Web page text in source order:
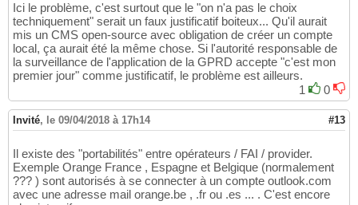
Ici le problème, c'est surtout que le "on n'a pas le choix
techniquement" serait un faux justificatif boiteux... Qu'il aurait
mis un CMS open-source avec obligation de créer un compte
local, ça aurait été la même chose. Si l'autorité responsable de
la surveillance de l'application de la GPRD accepte "c'est mon
premier jour" comme justificatif, le problème est ailleurs.
1
0
Invité, le 09/04/2018 à 17h14 #13
Il existe des "portabilités" entre opérateurs / FAI / provider.
Exemple Orange France , Espagne et Belgique (normalement
??? ) sont autorisés à se connecter à un compte outlook.com
avec une adresse mail orange.be , .fr ou .es ... . C'est encore